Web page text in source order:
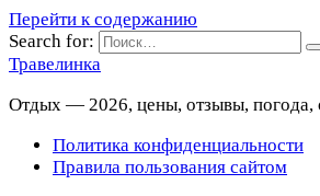
Перейти к содержанию
Search for:
Травелинка
Отдых — 2026, цены, отзывы, погода,
Политика конфиденциальности
Правила пользования сайтом